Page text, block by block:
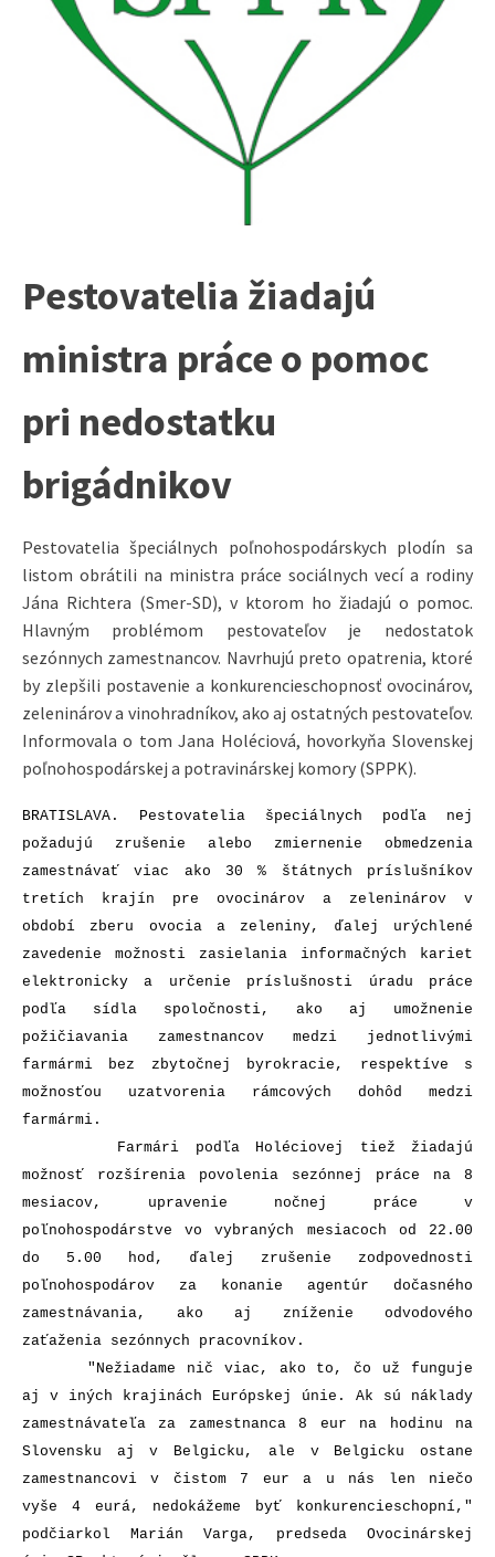
Pestovatelia žiadajú
ministra práce o pomoc
pri nedostatku
brigádnikov
Pestovatelia špeciálnych poľnohospodárskych plodín sa
listom obrátili na ministra práce sociálnych vecí a rodiny
Jána Richtera (Smer-SD), v ktorom ho žiadajú o pomoc.
Hlavným problémom pestovateľov je nedostatok
sezónnych zamestnancov. Navrhujú preto opatrenia, ktoré
by zlepšili postavenie a konkurencieschopnosť ovocinárov,
zeleninárov a vinohradníkov, ako aj ostatných pestovateľov.
Informovala o tom Jana Holéciová, hovorkyňa Slovenskej
poľnohospodárskej a potravinárskej komory (SPPK).
BRATISLAVA. Pestovatelia špeciálnych podľa nej
požadujú zrušenie alebo zmiernenie obmedzenia
zamestnávať viac ako 30 % štátnych príslušníkov
tretích krajín pre ovocinárov a zeleninárov v
období zberu ovocia a zeleniny, ďalej urýchlené
zavedenie možnosti zasielania informačných kariet
elektronicky a určenie príslušnosti úradu práce
podľa sídla spoločnosti, ako aj umožnenie
požičiavania zamestnancov medzi jednotlivými
farmármi bez zbytočnej byrokracie, respektíve s
možnosťou uzatvorenia rámcových dohôd medzi
farmármi.
Farmári podľa Holéciovej tiež žiadajú
možnosť rozšírenia povolenia sezónnej práce na 8
mesiacov, upravenie nočnej práce v
poľnohospodárstve vo vybraných mesiacoch od 22.00
do 5.00 hod, ďalej zrušenie zodpovednosti
poľnohospodárov za konanie agentúr dočasného
zamestnávania, ako aj zníženie odvodového
zaťaženia sezónnych pracovníkov.
"Nežiadame nič viac, ako to, čo už funguje
aj v iných krajinách Európskej únie. Ak sú náklady
zamestnávateľa za zamestnanca 8 eur na hodinu na
Slovensku aj v Belgicku, ale v Belgicku ostane
zamestnancovi v čistom 7 eur a u nás len niečo
vyše 4 eurá, nedokážeme byť konkurencieschopní,"
podčiarkol Marián Varga, predseda Ovocinárskej